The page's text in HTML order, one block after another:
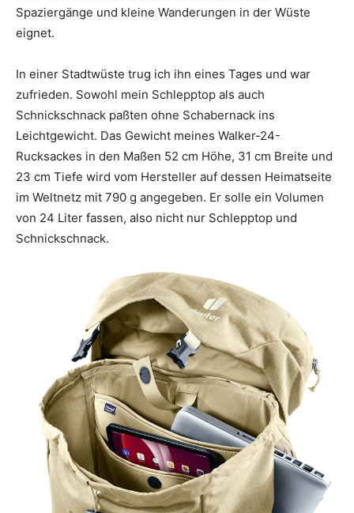
Spaziergänge und kleine Wanderungen in der Wüste
eignet.
In einer Stadtwüste trug ich ihn eines Tages und war
zufrieden. Sowohl mein Schlepptop als auch
Schnickschnack paßten ohne Schabernack ins
Leichtgewicht. Das Gewicht meines Walker-24-
Rucksackes in den Maßen 52 cm Höhe, 31 cm Breite und
23 cm Tiefe wird vom Hersteller auf dessen Heimatseite
im Weltnetz mit 790 g angegeben. Er solle ein Volumen
von 24 Liter fassen, also nicht nur Schlepptop und
Schnickschnack.